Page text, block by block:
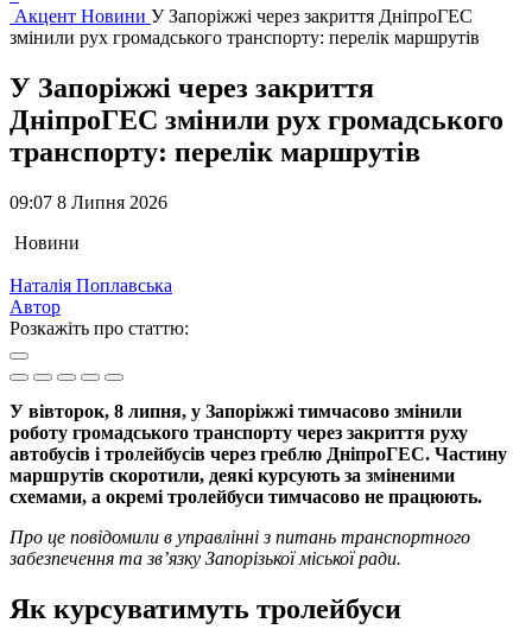
Акцент Новини У Запоріжжі через закриття ДніпроГЕС
змінили рух громадського транспорту: перелік маршрутів
У Запоріжжі через закриття
ДніпроГЕС змінили рух громадського
транспорту: перелік маршрутів
09:07 8 Липня 2026
Новини
Наталія Поплавська
Автор
Розкажіть про статтю:
У вівторок, 8 липня, у Запоріжжі тимчасово змінили
роботу громадського транспорту через закриття руху
автобусів і тролейбусів через греблю ДніпроГЕС. Частину
маршрутів скоротили, деякі курсують за зміненими
схемами, а окремі тролейбуси тимчасово не працюють.
Про це повідомили в управлінні з питань транспортного
забезпечення та зв’язку Запорізької міської ради.
Як курсуватимуть тролейбуси